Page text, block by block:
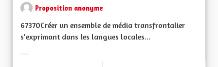
Proposition anonyme
67370Créer un ensemble de média transfrontalier
s'exprimant dans les langues locales...